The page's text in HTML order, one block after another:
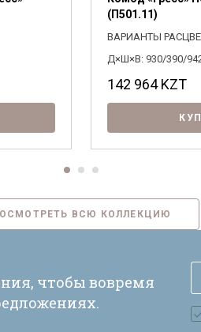
(П501.11)
ВАРИАНТЫ
Д×Ш×В: 930/390/
142 964KZT
ВСЮ КОЛЛЕКЦИЮ
чтобы вовремя